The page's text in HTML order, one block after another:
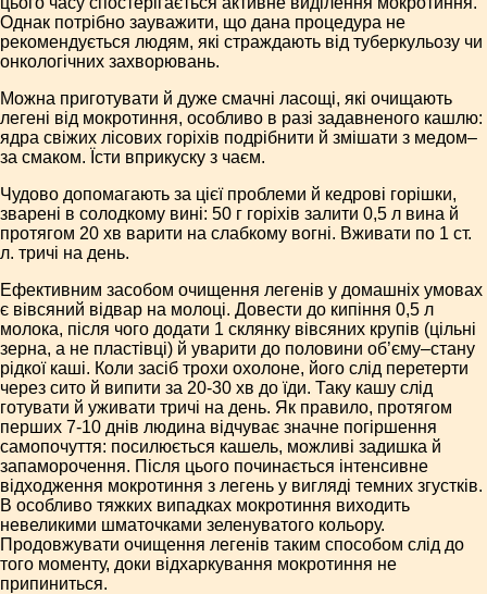
Однак потрібно зауважити, що дана процедура не
рекомендується людям, які страждають від туберкульозу чи
онкологічних захворювань.
Можна приготувати й дуже смачні ласощі, які очищають
легені від мокротиння, особливо в разі задавненого кашлю:
ядра свіжих лісових горіхів подрібнити й змішати з медом–
за смаком. Їсти вприкуску з чаєм.
Чудово допомагають за цієї проблеми й кедрові горішки,
зварені в солодкому вині: 50 г горіхів залити 0,5 л вина й
протягом 20 хв варити на слабкому вогні. Вживати по 1 ст.
л. тричі на день.
Ефективним засобом очищення легенів у домашніх умовах
є вівсяний відвар на молоці. Довести до кипіння 0,5 л
молока, після чого додати 1 склянку вівсяних крупів (цільні
зерна, а не пластівці) й уварити до половини об’єму–стану
рідкої каші. Коли засіб трохи охолоне, його слід перетерти
через сито й випити за 20-30 хв до їди. Таку кашу слід
готувати й уживати тричі на день. Як правило, протягом
перших 7-10 днів людина відчуває значне погіршення
самопочуття: посилюється кашель, можливі задишка й
запаморочення. Після цього починається інтенсивне
відходження мокротиння з легень у вигляді темних згустків.
В особливо тяжких випадках мокротиння виходить
невеликими шматочками зеленуватого кольору.
Продовжувати очищення легенів таким способом слід до
того моменту, доки відхаркування мокротиння не
припиниться.